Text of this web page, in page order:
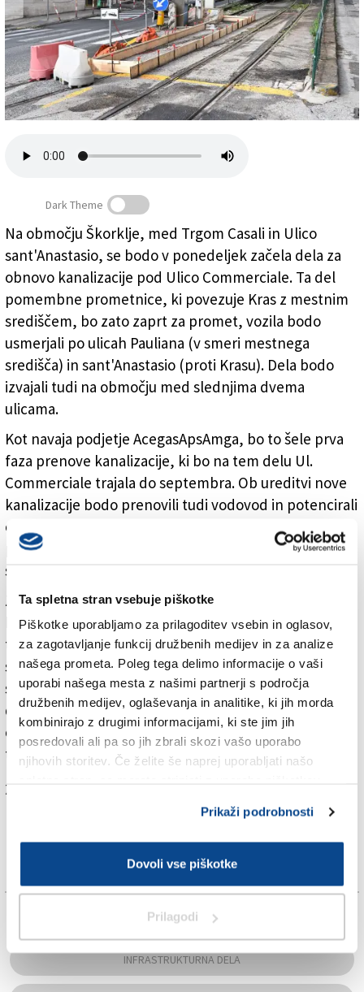
Ta spletna stran vsebuje piškotke
Piškotke uporabljamo za prilagoditev vsebin in oglasov,
za zagotavljanje funkcij družbenih medijev in za analize
našega prometa. Poleg tega delimo informacije o vaši
uporabi našega mesta z našimi partnerji s področja
družbenih medijev, oglaševanja in analitike, ki jih morda
kombinirajo z drugimi informacijami, ki ste jim jih
posredovali ali pa so jih zbrali skozi vašo uporabo
njihovih storitev. Če želite še naprej uporabljati našo
Prikaži podrobnosti
Dovoli vse piškotke
Prilagodi
Kanalizacijo bodo začeli urejati v spodnjem delu Ulice
Commerciale (FotoDamj@n)
Dark Theme
Na območju Škorklje, med Trgom Casali in Ulico
sant'Anastasio, se bodo v ponedeljek začela dela za
obnovo kanalizacije pod Ulico Commerciale. Ta del
pomembne prometnice, ki povezuje Kras z mestnim
središčem, bo zato zaprt za promet, vozila bodo
usmerjali po ulicah Pauliana (v smeri mestnega
središča) in sant'Anastasio (proti Krasu). Dela bodo
izvajali tudi na območju med slednjima dvema
ulicama.
Kot navaja podjetje AcegasApsAmga, bo to šele prva
faza prenove kanalizacije, ki bo na tem delu Ul.
Commerciale trajala do septembra. Ob ureditvi nove
kanalizacije bodo prenovili tudi vodovod in potencirali
električno omrežje. Naposled bo zanesljivejša
podzemna infrastruktura zagotovila učinkovitejše
storitve, poudarja podjetje.
Zaradi obsega in kompleksnosti del so se odločili, da
bodo le-ta razdelili v več sklopov. Skupno naj bi dela
trajala 18 mesecev, sosledje bodo določili v
sodelovanju z Občino Trst. Prva faza, ki zadeva
spodnji del Ul. Commerciale, naj bi trajala od 15. junija
do 11. septembra, pri čemer so želeli izkoristiti
obdobje prekinitve šolskega pouka, da bi omejili
težave v prometu.
Za branje in pisanje komentarjev
INFRASTRUKTURNA DELA